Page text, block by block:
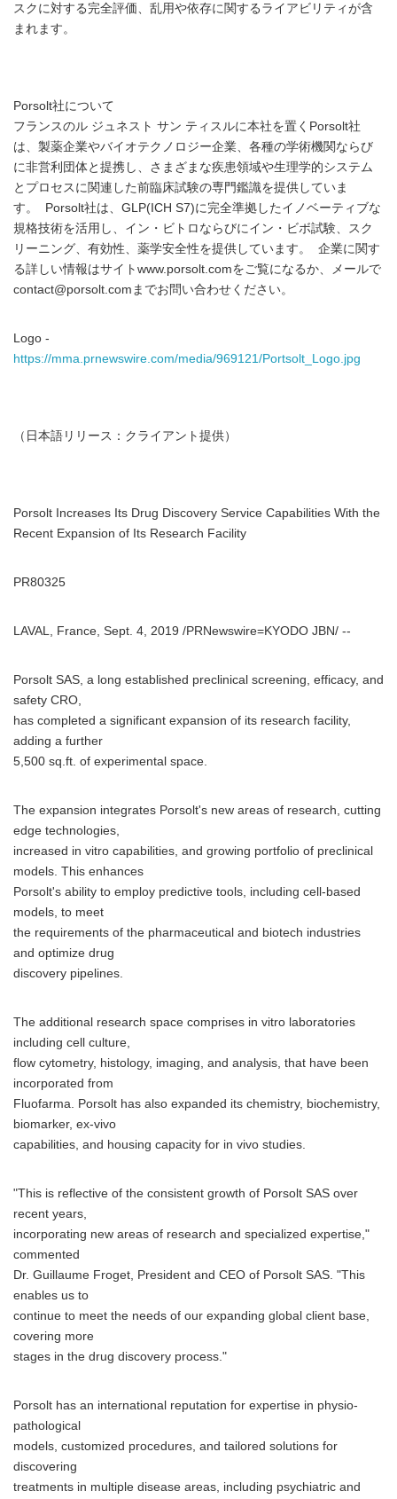
スクに対する完全評価、乱用や依存に関するライアビリティが含
まれます。
Porsolt社について
フランスのル ジュネスト サン ティスルに本社を置くPorsolt社
は、製薬企業やバイオテクノロジー企業、各種の学術機関ならび
に非営利団体と提携し、さまざまな疾患領域や生理学的システム
とプロセスに関連した前臨床試験の専門鑑識を提供していま
す。 Porsolt社は、GLP(ICH S7)に完全準拠したイノベーティブな
規格技術を活用し、イン・ビトロならびにイン・ビボ試験、スク
リーニング、有効性、薬学安全性を提供しています。 企業に関す
る詳しい情報はサイトwww.porsolt.comをご覧になるか、メールで
contact@porsolt.comまでお問い合わせください。
Logo -
https://mma.prnewswire.com/media/969121/Portsolt_Logo.jpg
（日本語リリース：クライアント提供）
Porsolt Increases Its Drug Discovery Service Capabilities With the
Recent Expansion of Its Research Facility
PR80325
LAVAL, France, Sept. 4, 2019 /PRNewswire=KYODO JBN/ --
Porsolt SAS, a long established preclinical screening, efficacy, and
safety CRO,
has completed a significant expansion of its research facility,
adding a further
5,500 sq.ft. of experimental space.
The expansion integrates Porsolt's new areas of research, cutting
edge technologies,
increased in vitro capabilities, and growing portfolio of preclinical
models. This enhances
Porsolt's ability to employ predictive tools, including cell-based
models, to meet
the requirements of the pharmaceutical and biotech industries
and optimize drug
discovery pipelines.
The additional research space comprises in vitro laboratories
including cell culture,
flow cytometry, histology, imaging, and analysis, that have been
incorporated from
Fluofarma. Porsolt has also expanded its chemistry, biochemistry,
biomarker, ex-vivo
capabilities, and housing capacity for in vivo studies.
"This is reflective of the consistent growth of Porsolt SAS over
recent years,
incorporating new areas of research and specialized expertise,"
commented
Dr. Guillaume Froget, President and CEO of Porsolt SAS. "This
enables us to
continue to meet the needs of our expanding global client base,
covering more
stages in the drug discovery process."
Porsolt has an international reputation for expertise in physio-
pathological
models, customized procedures, and tailored solutions for
discovering
treatments in multiple disease areas, including psychiatric and